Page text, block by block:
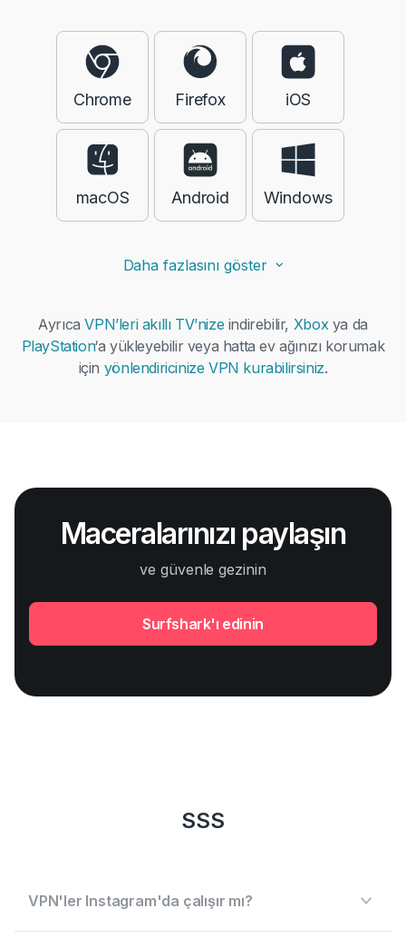
Chrome Firefox iOS
macOS Android Windows
Daha fazlasını göster
AyrıcaVPN’leri akıllı TV’nize indirebilir, Xbox ya da
PlayStation‘a yükleyebilir veya hatta ev ağınızı korumak
için yönlendiricinize VPN kurabilirsiniz.
Maceralarınızı paylaşın
ve güvenle gezinin
Surfshark'ı edinin
SSS
VPN'ler Instagram'da çalışır mı?